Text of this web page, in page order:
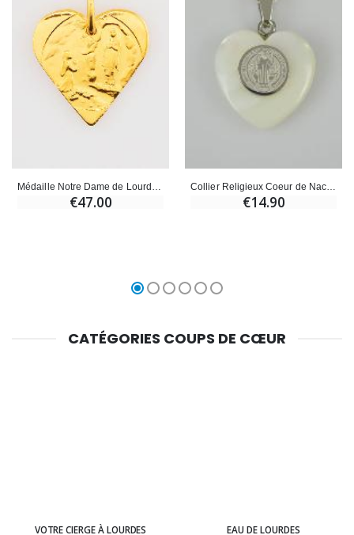
€47.00
Collier Religieux Coeur de Nacre & Médaille St Benoît - Argent
€14.90
CATÉGORIES COUPS DE CŒUR
VOTRE CIERGE À LOURDES EAU DE LOURDES